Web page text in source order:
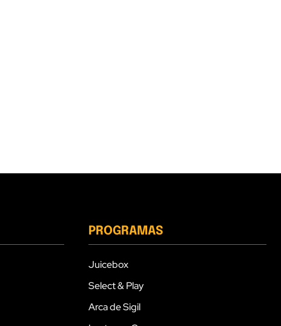
PROGRAMAS
Juicebox
Select & Play
Arca de Sigil